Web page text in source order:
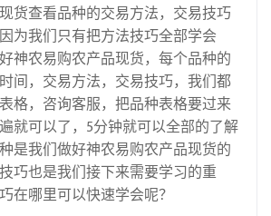
货查看品种的交易方法，交易技巧
为我们只有把方法技巧全部学会
神农易购农产品现货，每个品种的
间，交易方法，交易技巧，我们都
格，咨询客服，把品种表格要过来
就可以了，5分钟就可以全部的了解
是我们做好神农易购农产品现货的
巧也是我们接下来需要学习的重
在哪里可以快速学会呢？